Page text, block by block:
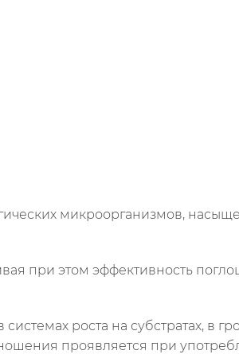
микроорганизмов,
при этом эффективность
роста на субстратах, в
проявляется при